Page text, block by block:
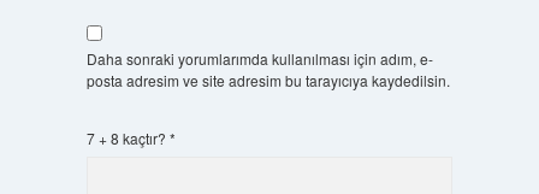
Daha sonraki yorumlarımda kullanılması için adım, e-
posta adresim ve site adresim bu tarayıcıya kaydedilsin.
7 + 8 kaçtır? *